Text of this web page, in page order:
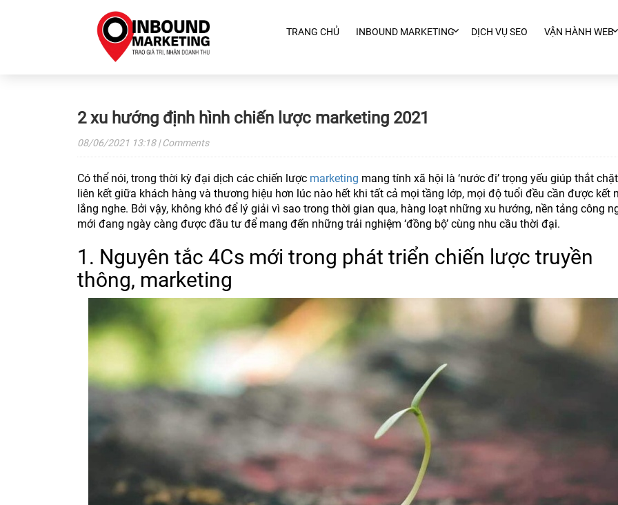
TRANG CHỦ INBOUND MARKETING DỊCH VỤ SEO VẬN HÀNH WEB
2 xu hướng định hình chiến lược marketing 2021
08/06/2021 13:18| Comments
Có thể nói, trong thời kỳ đại dịch các chiến lược marketing mang tính xã hội là ‘nước đi’ trọng yếu giúp thắt
liên kết giữa khách hàng và thương hiệu hơn lúc nào hết khi tất cả mọi tầng lớp, mọi độ tuổi đều cần được kết
lắng nghe. Bởi vậy, không khó để lý giải vì sao trong thời gian qua, hàng loạt những xu hướng, nền tảng công
mới đang ngày càng được đầu tư để mang đến những trải nghiệm ‘đồng bộ’ cùng nhu cầu thời đại.
1. Nguyên tắc 4Cs mới trong phát triển chiến lược truyền
thông, marketing